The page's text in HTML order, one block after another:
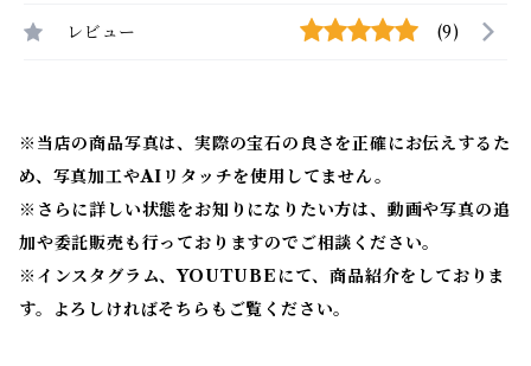
レビュー (9)
※当店の商品写真は、実際の宝石の良さを正確にお伝えするた
め、写真加工やAIリタッチを使用してません。
※ さらに詳しい状態をお知りになりたい方は、動画や写真の追
加や委託販売も行っておりますのでご相談ください。
※ インスタグラム、YOUTUBEにて、商品紹介をしておりま
す。よろしければそちらもご覧ください。